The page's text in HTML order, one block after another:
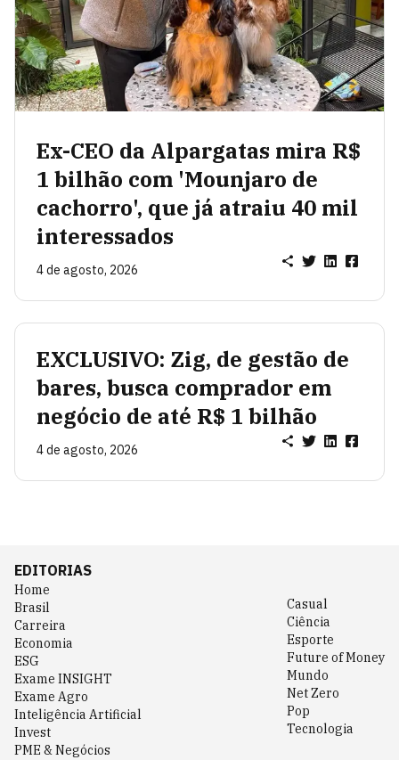
Ex-CEO da Alpargatas mira R$
1 bilhão com 'Mounjaro de
cachorro', que já atraiu 40 mil
interessados
4 de agosto, 2026
EXCLUSIVO: Zig, de gestão de
bares, busca comprador em
negócio de até R$ 1 bilhão
4 de agosto, 2026
EDITORIAS
Home
Brasil
Carreira
Economia
ESG
Exame INSIGHT
Exame Agro
Inteligência Artificial
Invest
PME & Negócios
Casual
Ciência
Esporte
Future of Money
Mundo
Net Zero
Pop
Tecnologia